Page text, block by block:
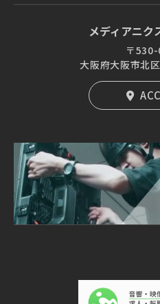
メディアニク
〒
大阪府大阪市北